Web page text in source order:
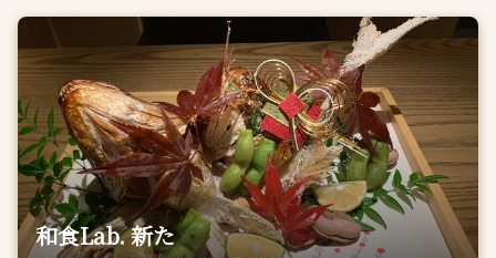
和食Lab. 新た